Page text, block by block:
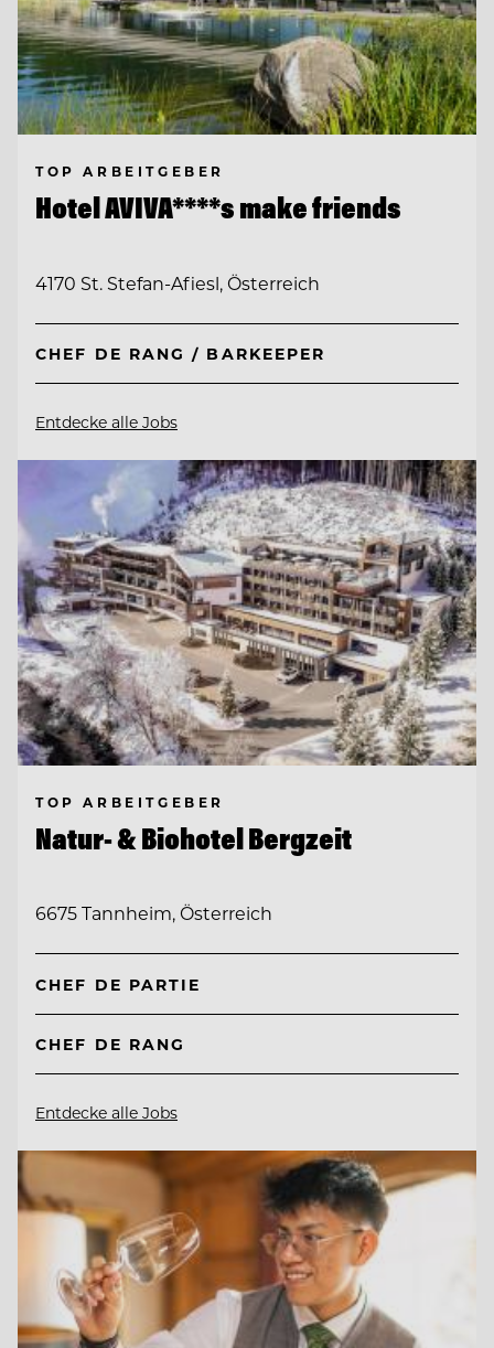
TOP ARBEITGEBER
Hotel AVIVA****s make friends
4170 St. Stefan-Afiesl, Österreich
CHEF DE RANG / BARKEEPER
Entdecke alle Jobs
TOP ARBEITGEBER
Natur- & Biohotel Bergzeit
6675 Tannheim, Österreich
CHEF DE PARTIE
CHEF DE RANG
Entdecke alle Jobs